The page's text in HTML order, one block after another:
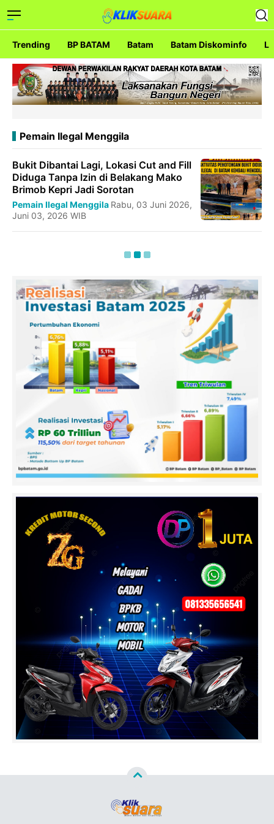
Trending BP BATAM Batam Batam Diskominfo
Pemain Ilegal Menggila
Bukit Dibantai Lagi, Lokasi Cut and Fill
Diduga Tanpa Izin di Belakang Mako
Brimob Kepri Jadi Sorotan
Pemain Ilegal Menggila Rabu, 03 Juni 2026,
Juni 03, 2026 WIB